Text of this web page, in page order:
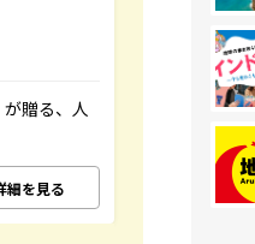
贈る、人
細を見る